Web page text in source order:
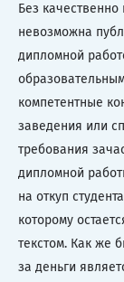
Без
невозможна
дипломной
компетентные
заведения или
требования
дипломной
на откуп
которому
текстом. Как же
за деньги